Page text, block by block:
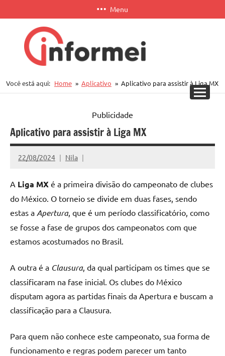
para
conteúdo
Menu
APP
Você está aqui: Home Aplicativo Aplicativo para assistir à Liga MX
Publicidade
Aplicativo para assistir à Liga MX
22/08/2024 Nila
A Liga MX é a primeira divisão do campeonato de clubes
do México. O torneio se divide em duas fases, sendo
estas a Apertura, que é um período classificatório, como
se fosse a fase de grupos dos campeonatos com que
estamos acostumados no Brasil.
A outra é a Clausura, da qual participam os times que se
classificaram na fase inicial. Os clubes do México
disputam agora as partidas finais da Apertura e buscam a
classificação para a Clausura.
Para quem não conhece este campeonato, sua forma de
funcionamento e regras podem parecer um tanto